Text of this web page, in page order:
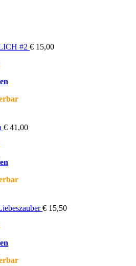
#2 € 15,00
€ 41,00
€ 15,50